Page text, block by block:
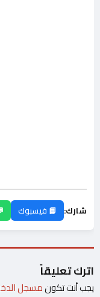
شارك: 📘 فيسبوك
اترك تعليقاً
يجب أنت تكونمسجل